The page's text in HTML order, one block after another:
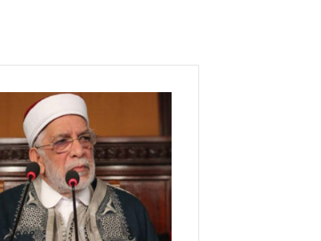
ر
و
:
أ